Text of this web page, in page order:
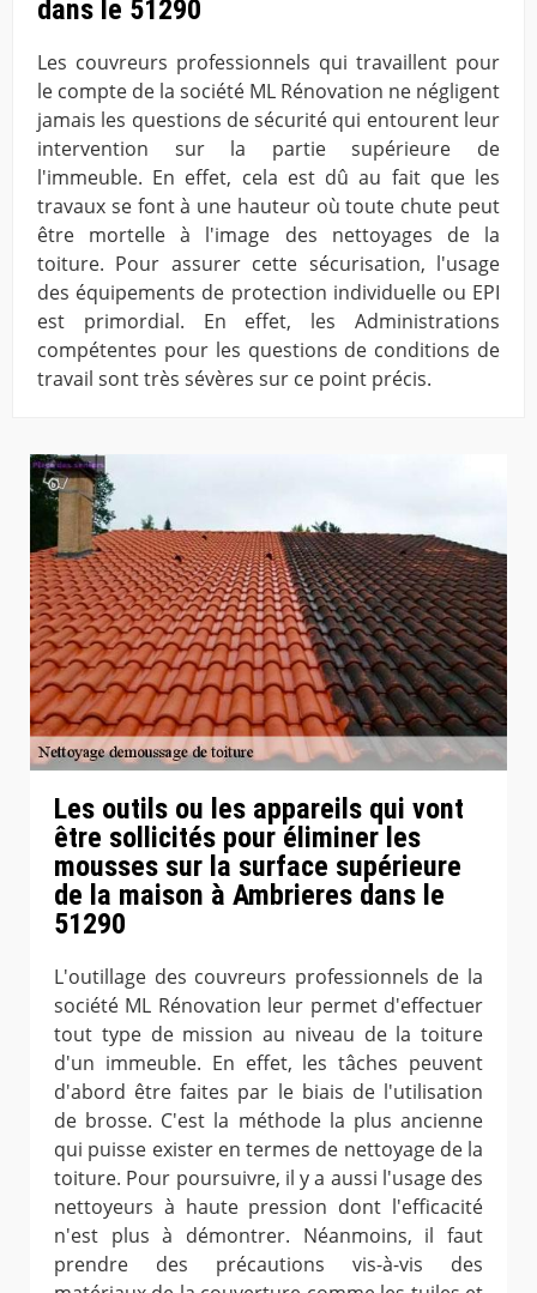
dans le 51290
Les couvreurs professionnels qui travaillent pour
le compte de la société ML Rénovation ne négligent
jamais les questions de sécurité qui entourent leur
intervention sur la partie supérieure de
l'immeuble. En effet, cela est dû au fait que les
travaux se font à une hauteur où toute chute peut
être mortelle à l'image des nettoyages de la
toiture. Pour assurer cette sécurisation, l'usage
des équipements de protection individuelle ou EPI
est primordial. En effet, les Administrations
compétentes pour les questions de conditions de
travail sont très sévères sur ce point précis.
Les outils ou les appareils qui vont
être sollicités pour éliminer les
mousses sur la surface supérieure
de la maison à Ambrieres dans le
51290
L'outillage des couvreurs professionnels de la
société ML Rénovation leur permet d'effectuer
tout type de mission au niveau de la toiture
d'un immeuble. En effet, les tâches peuvent
d'abord être faites par le biais de l'utilisation
de brosse. C'est la méthode la plus ancienne
qui puisse exister en termes de nettoyage de la
toiture. Pour poursuivre, il y a aussi l'usage des
nettoyeurs à haute pression dont l'efficacité
n'est plus à démontrer. Néanmoins, il faut
prendre des précautions vis-à-vis des